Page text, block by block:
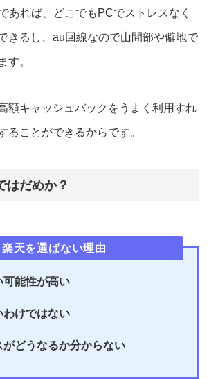
あれば、 どこでもPCでストレスなく
きる し、au回線なので山間部や僻地で
す。
額キャッシュバックをうまく利用すれ
ることができるからです。
はだめか？
楽天を選ばない理由
可能性が高い
わけではない
がどうなるか分からない